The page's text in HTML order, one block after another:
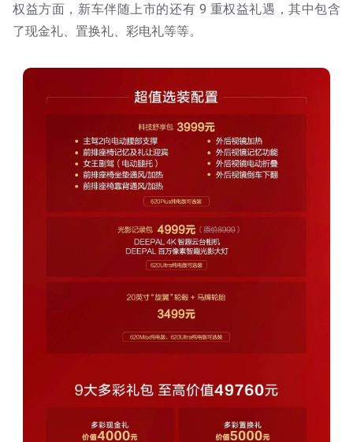
权益方面，新车伴随上市的还有 9 重权益礼遇，其中包含
了现金礼、置换礼、彩电礼等等。